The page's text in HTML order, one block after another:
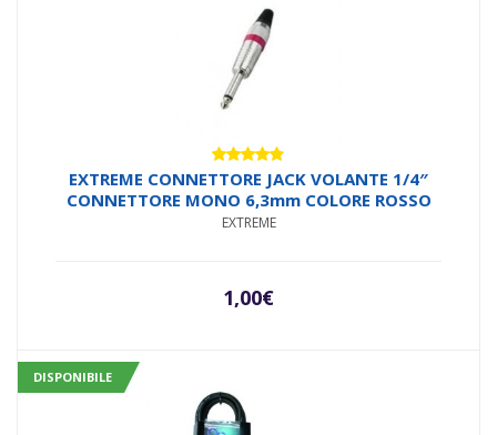
Valutato
4.71su 5
EXTREME CONNETTORE JACK VOLANTE 1/4″
CONNETTORE MONO 6,3mm COLORE ROSSO
EXTREME
1,00€
DISPONIBILE